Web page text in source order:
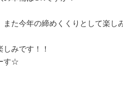
た今年の締めくくりとして楽し
みです！！
す☆